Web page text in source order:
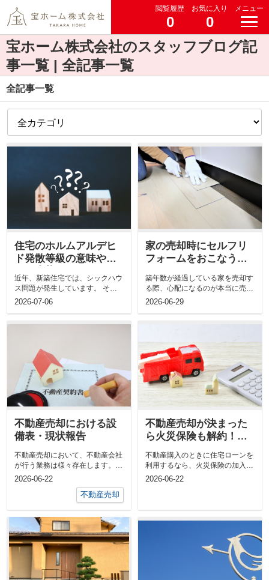
閲覧履歴
0
お気に入り
0
メニュー
宝ホーム株式会社のスタッフブログ記
事一覧 | 全記事一覧
全記事一覧
住宅のホルムアルデヒ
ド発散等級の意味や現
近年、新築住宅では、シックハウ
ス問題が発生しています。 そこ
で今回は、住宅を新築する際のホ
2026-07-06
家の売却時にセルフリ
フォームをおこなうメ
注意点を解説
築年数が経過している家を売却す
る際、心配になるのが本当に売れ
るのかということではないでしょ
2026-06-29
不動産売却における設
備表・現状報告
不動産売却において、不動産会社
が行う業務は様々存在します。今
回は、『設備表』と『物件情報報
2026-06-22
不動産売却
不動産売却が決まった
ら火災保険も解約！タ
イミングや返金の手続
きとは
不動産購入のときに住宅ローンを
利用するなら、火災保険の加入は
必須となっている場合もあるでし
2026-06-22